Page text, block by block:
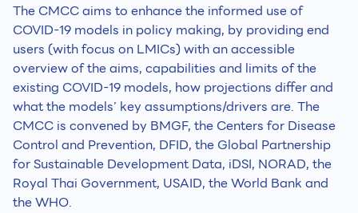
The CMCC aims to enhance the informed use of
COVID-19 models in policy making, by providing end
users (with focus on LMICs) with an accessible
overview of the aims, capabilities and limits of the
existing COVID-19 models, how projections differ and
what the models’ key assumptions/drivers are. The
CMCC is convened by BMGF, the Centers for Disease
Control and Prevention, DFID, the Global Partnership
for Sustainable Development Data, iDSI, NORAD, the
Royal Thai Government, USAID, the World Bank and
the WHO.